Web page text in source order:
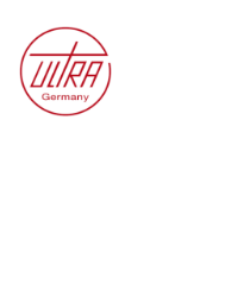
Bildergalerie überspringen